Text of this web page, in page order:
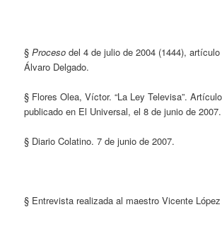
§Proceso del 4 de julio de 2004 (1444),
Álvaro Delgado.
§ Flores Olea, Víctor. “La Ley Televisa”.
publicado en El Universal, el 8 de junio de 2007.
§ Diario Colatino. 7 de junio de 2007.
§ Entrevista realizada al maestro Vicente López